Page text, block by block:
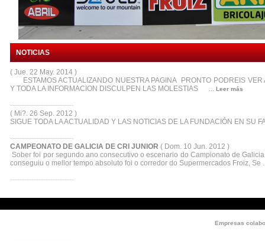
NOTICIAS
( Jue. 22 May. 2014 )
ESTAMOS ACTUALIZANDO NUESTRA PAGINA PRONTO PODREIS VER
Y TODA LA INFORMACION DISCULPEN LAS MOLESTIAS ... Leer más
---------------------------
( Mi?. 26 Sep. 2012 )
SIGUE TODA LA ACTUALIDAD Y LAS NOTICIAS DE LA FUNDACIÓN EN SU
---------------------------
CAMPEONATO DE GALICIA DE CRI JUNIOR ( Dom. 10 Jun. 2012 )
Sober foi por segundo ano consecutivo o escenario do Campionato de
conseguiu o mellor tempo absoluto foi o corredor do Supermercados Froiz, Se
---------------------------
Empresas